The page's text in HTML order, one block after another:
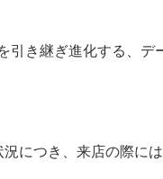
引き継ぎ進化する、デ
につき、来店の際に